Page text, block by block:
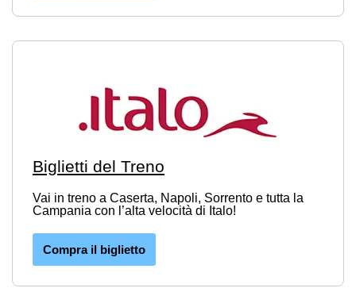
Biglietti del Treno
Vai in treno a Caserta, Napoli, Sorrento e tutta la
Campania con l’alta velocità di Italo!
Compra il biglietto